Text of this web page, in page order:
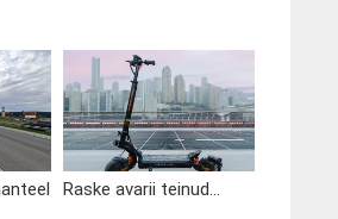
Raske avarii teinud...